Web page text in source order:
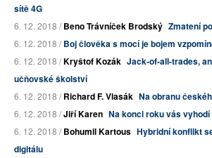
sítě 4G
6. 12. 2018 /Beno Trávníček Brodský Zmatení
6. 12. 2018 /Boj člověka s mocí je bojem
6. 12. 2018 /Kryštof Kozák Jack-of-all-trades,
učňovské školství
6. 12. 2018 /Richard F. Vlasák Na obranu
6. 12. 2018 /Jiří Karen Na konci roku vás vyhodí
6. 12. 2018 /Bohumil Kartous Hybridní konflikt
digitálu